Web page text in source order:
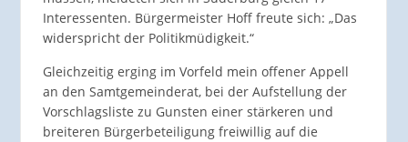
Interessenten. Bürgermeister Hoff freute sich: „Das
widerspricht der Politikmüdigkeit.“
Gleichzeitig erging im Vorfeld mein offener Appell
an den Samtgemeinderat, bei der Aufstellung der
Vorschlagsliste zu Gunsten einer stärkeren und
breiteren Bürgerbeteiligung freiwillig auf die